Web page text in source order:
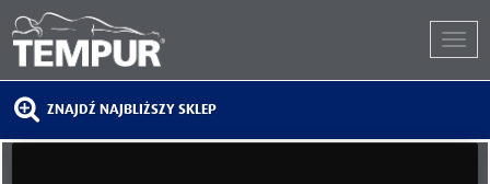
ZNAJDŹ NAJBLIŻSZY SKLEP